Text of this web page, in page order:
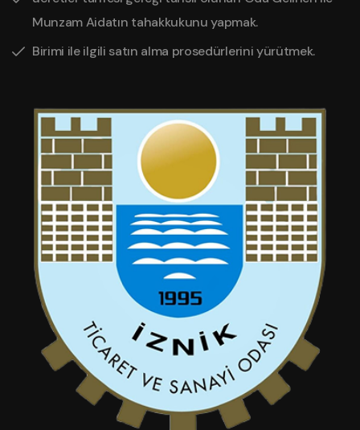
Munzam Aidatın tahakkukunu yapmak.
Birimi ile ilgili satın alma prosedürlerini yürütmek.